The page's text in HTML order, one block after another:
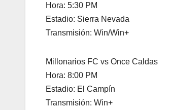
Hora: 5:30 PM
Estadio: Sierra Nevada
Transmisión: Win/Win+
Millonarios FC vs Once Caldas
Hora: 8:00 PM
Estadio: El Campín
Transmisión: Win+